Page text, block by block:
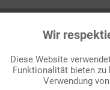
Präsidentenwahl in den
Wie schon vier Jahre
Präsidentenwahl im
Funktionale
Marketing
Wir
Diese Website
Funktionalität bieten zu
Verwendung